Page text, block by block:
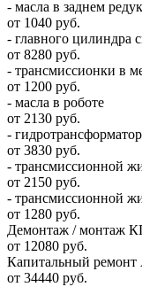
- масла в заднем
от 1040 руб.
- главного цилиндра
от 8280 руб.
- трансмиссионки в
от 1200 руб.
- масла в роботе
от 2130 руб.
-
от 3830 руб.
- трансмиссионной
от 2150 руб.
- трансмиссионной
от 1280 руб.
Демонтаж / монтаж
от 12080 руб.
Капитальный
от 34440 руб.